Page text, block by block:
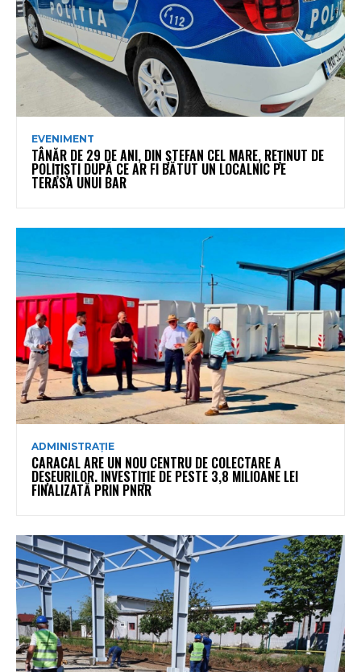
EVENIMENT
TÂNĂR DE 29 DE ANI, DIN ȘTEFAN CEL MARE, REȚINUT DE
POLIȚIȘTI DUPĂ CE AR FI BĂTUT UN LOCALNIC PE
TERASA UNUI BAR
ADMINISTRAȚIE
CARACAL ARE UN NOU CENTRU DE COLECTARE A
DEȘEURILOR. INVESTIȚIE DE PESTE 3,8 MILIOANE LEI
FINALIZATĂ PRIN PNRR